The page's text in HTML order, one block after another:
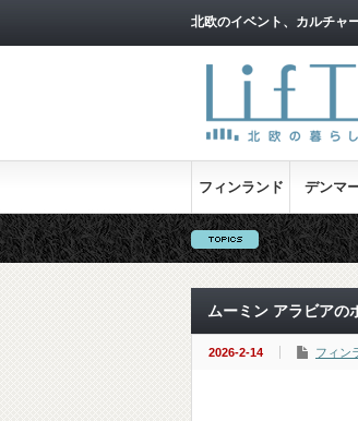
北欧のイベント、カルチャ
フィンランド デンマ
ムーミン アラビアの
2026-2-14 フィン